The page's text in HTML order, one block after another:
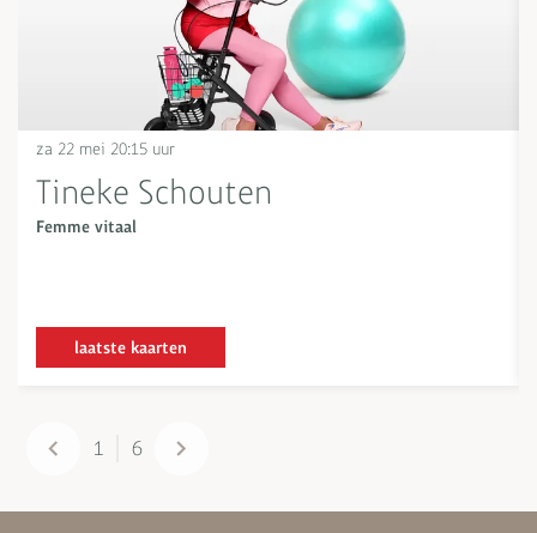
Tineke Schouten
Femme vitaal
za 22 mei 20:15 uur
laatste kaarten
1 6